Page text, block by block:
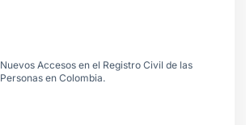
Nuevos Accesos en el Registro Civil de las
Personas en Colombia.